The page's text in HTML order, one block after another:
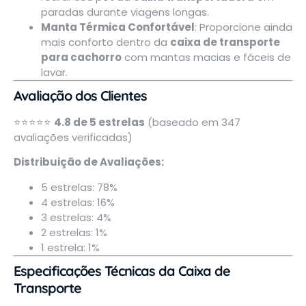
paradas durante viagens longas.
Manta Térmica Confortável: Proporcione ainda
mais conforto dentro da caixa de transporte
para cachorrocom mantas macias e fáceis de
lavar.
Avaliação dos Clientes
⭐⭐⭐⭐⭐ 4.8 de 5 estrelas (baseado em 347
avaliações verificadas)
Distribuição de Avaliações:
5 estrelas: 78%
4 estrelas: 16%
3 estrelas: 4%
2 estrelas: 1%
1 estrela: 1%
Especificações Técnicas da Caixa de
Transporte